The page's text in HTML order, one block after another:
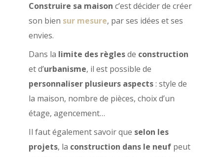
Construire sa maison c’est décider de créer
son bien sur mesure, par ses idées et ses
envies.
Dans la limite des règlesde construction
et d’urbanisme, il est possible de
personnaliser plusieurs aspects: style de
la maison, nombre de pièces, choix d’un
étage, agencement…
Il faut également savoir que selon les
projets, la construction dans le neufpeut